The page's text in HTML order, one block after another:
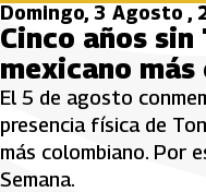
Domingo, 3 Agosto ,
Cinco años sin
mexicano
El 5 de agosto
presencia física de
más colombiano. Por
Semana.